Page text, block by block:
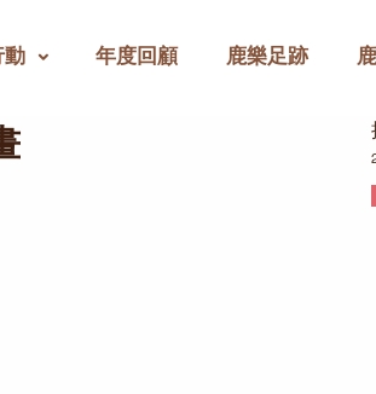
年度回顧 鹿樂足跡